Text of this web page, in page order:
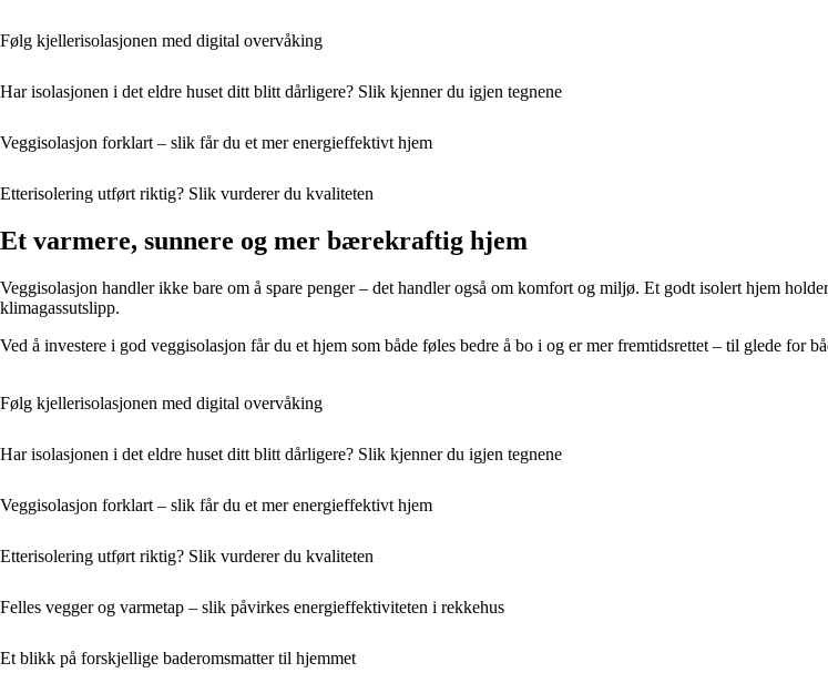
Følg kjellerisolasjonen med digital overvåking
Har isolasjonen i det eldre huset ditt blitt dårligere? Slik kjenner du igjen tegnene
Veggisolasjon forklart – slik får du et mer energieffektivt hjem
Etterisolering utført riktig? Slik vurderer du kvaliteten
Et varmere, sunnere og mer bærekraftig hjem
Veggisolasjon handler ikke bare om å spare penger – det handler også om komfort og miljø. Et godt isolert hjem
klimagassutslipp.
Ved å investere i god veggisolasjon får du et hjem som både føles bedre å bo i og er mer fremtidsrettet – til glede for
Følg kjellerisolasjonen med digital overvåking
Har isolasjonen i det eldre huset ditt blitt dårligere? Slik kjenner du igjen tegnene
Veggisolasjon forklart – slik får du et mer energieffektivt hjem
Etterisolering utført riktig? Slik vurderer du kvaliteten
Felles vegger og varmetap – slik påvirkes energieffektiviteten i rekkehus
Et blikk på forskjellige baderomsmatter til hjemmet